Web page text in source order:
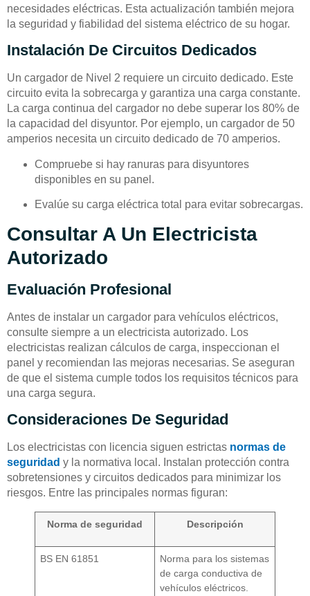
necesidades eléctricas. Esta actualización también mejora
la seguridad y fiabilidad del sistema eléctrico de su hogar.
Instalación De Circuitos Dedicados
Un cargador de Nivel 2 requiere un circuito dedicado. Este
circuito evita la sobrecarga y garantiza una carga constante.
La carga continua del cargador no debe superar los 80% de
la capacidad del disyuntor. Por ejemplo, un cargador de 50
amperios necesita un circuito dedicado de 70 amperios.
Compruebe si hay ranuras para disyuntores
disponibles en su panel.
Evalúe su carga eléctrica total para evitar sobrecargas.
Consultar A Un Electricista
Autorizado
Evaluación Profesional
Antes de instalar un cargador para vehículos eléctricos,
consulte siempre a un electricista autorizado. Los
electricistas realizan cálculos de carga, inspeccionan el
panel y recomiendan las mejoras necesarias. Se aseguran
de que el sistema cumple todos los requisitos técnicos para
una carga segura.
Consideraciones De Seguridad
Los electricistas con licencia siguen estrictas normas de
seguridad y la normativa local. Instalan protección contra
sobretensiones y circuitos dedicados para minimizar los
riesgos. Entre las principales normas figuran:
Norma de seguridad Descripción
BS EN 61851
Norma para los sistemas
de carga conductiva de
vehículos eléctricos.